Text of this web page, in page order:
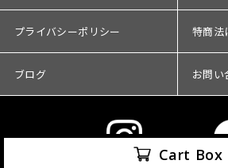
Cart Box
プライバシーポリシー 特商法
ブログ お問い